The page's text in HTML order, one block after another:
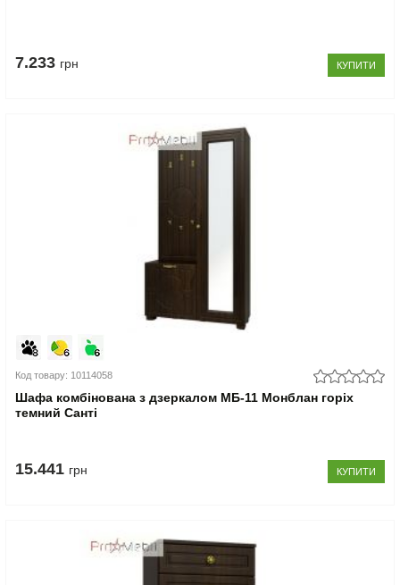
7.233 грн КУПИТИ
Код товару: 10114058
Шафа комбінована з дзеркалом МБ-11 Монблан горіх
темний Санті
15.441 грн КУПИТИ